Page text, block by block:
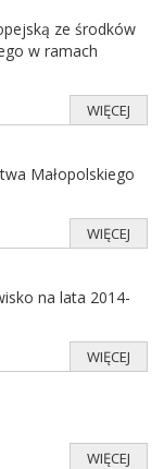
ze środków
w ramach
WIĘCEJ
Małopolskiego
WIĘCEJ
na lata 2014-
WIĘCEJ
WIĘCEJ